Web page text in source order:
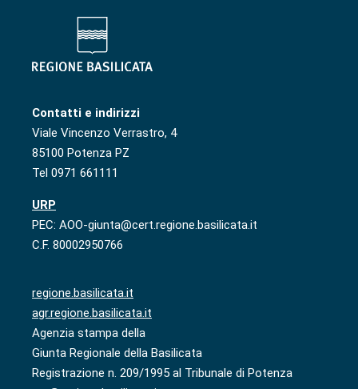
Contatti e indirizzi
Viale Vincenzo Verrastro, 4
85100 Potenza PZ
Tel 0971 661111
URP
PEC: AOO-giunta@cert.regione.basilicata.it
C.F. 80002950766
regione.basilicata.it
agr.regione.basilicata.it
Agenzia stampa della
Giunta Regionale della Basilicata
Registrazione n. 209/1995 al Tribunale di Potenza